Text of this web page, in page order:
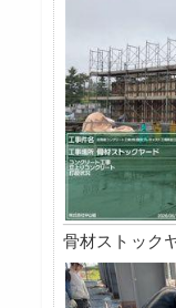
骨材ストック